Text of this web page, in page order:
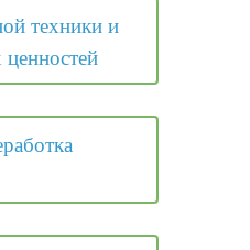
техники и